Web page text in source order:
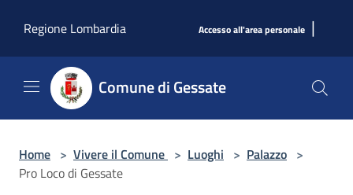
Regione Lombardia
Accesso all'area personale |
Comune di Gessate
Home > Vivere il Comune > Luoghi > Palazzo >
Pro Loco di Gessate